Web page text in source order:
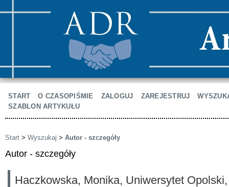
START O CZASOPIŚMIE ZALOGUJ ZAREJESTRUJ
SZABLON ARTYKUŁU
Start > Wyszukaj > Autor - szczegóły
Autor - szczegóły
Haczkowska, Monika, Uniwersytet